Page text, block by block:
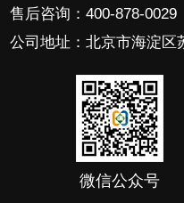
售后咨询：400-878-0029
公司地址：北京市海淀区
微信公众号